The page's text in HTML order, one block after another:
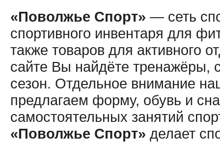
«Поволжье Спорт» — сеть
спортивного инвентаря для
также товаров для активного
сайте Вы найдёте тренажёры,
сезон. Отдельное внимание
предлагаем форму, обувь и
самостоятельных занятий
«Поволжье Спорт» делает